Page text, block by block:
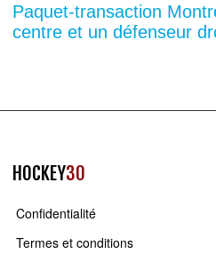
Paquet-transaction
centre et un défenseur
HOCKEY30
Confidentialité
Termes et conditions